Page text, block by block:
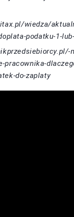
wiedza/
podatku-1-
pracownika-
do-zaplaty